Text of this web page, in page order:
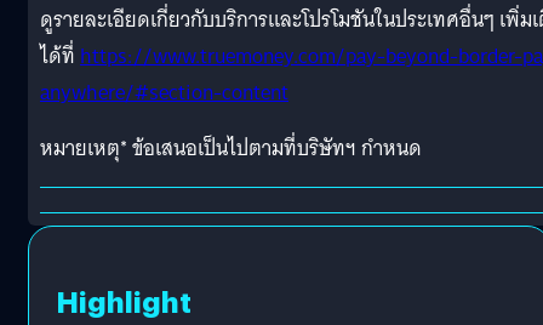
ดูรายละเอียดเกี่ยวกับบริการและโปรโมชันในประเทศอื่นๆ เพิ่ม
ได้ที่https://www.truemoney.com/pay-beyond-border-
anywhere/#section-content
หมายเหตุ* ข้อเสนอเป็นไปตามที่บริษัทฯ กำหนด
Highlight